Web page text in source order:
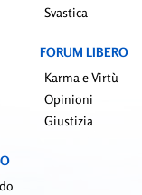
Svastica
FORUM LIBERO
Karma e Virtù
Opinioni
Giustizia